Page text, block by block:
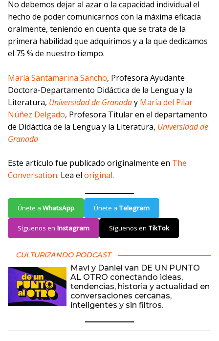
No debemos dejar al azar o la capacidad individual el
hecho de poder comunicarnos con la máxima eficacia
oralmente, teniendo en cuenta que se trata de la
primera habilidad que adquirimos y a la que dedicamos
el 75 % de nuestro tiempo.
María Santamarina Sancho, Profesora Ayudante
Doctora-Departamento Didáctica de la Lengua y la
Literatura, Universidad de Granaday María del Pilar
Núñez Delgado, Profesora Titular en el departamento
de Didáctica de la Lengua y la Literatura, Universidad de
Granada
Este artículo fue publicado originalmente en The
Conversation. Lea el original.
Únete a WhatsApp Únete a Telegram
Síguenos en Instagram Síguenos en TikTok
CULTURIZANDO PODCAST
Mavi y Daniel van DE UN PUNTO
AL OTRO conectando ideas,
tendencias, historia y actualidad en
conversaciones cercanas,
inteligentes y sin filtros.